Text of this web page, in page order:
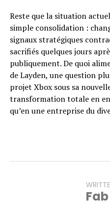
Reste que la situation
simple consolidation :
signaux stratégiques
sacrifiés quelques jours
publiquement. De quoi
de Layden, une question
projet Xbox sous sa
transformation totale en
qu’en une entreprise du